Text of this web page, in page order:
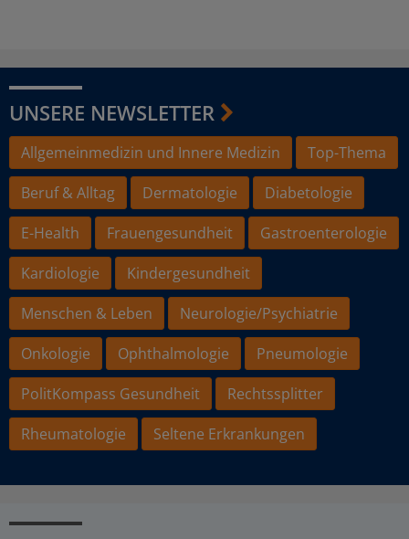
UNSERE NEWSLETTER
Allgemeinmedizin und Innere Medizin
Top-Thema
Beruf & Alltag
Dermatologie
Diabetologie
E-Health
Frauengesundheit
Gastroenterologie
Kardiologie
Kindergesundheit
Menschen & Leben
Neurologie/Psychiatrie
Onkologie
Ophthalmologie
Pneumologie
PolitKompass Gesundheit
Rechtssplitter
Rheumatologie
Seltene Erkrankungen